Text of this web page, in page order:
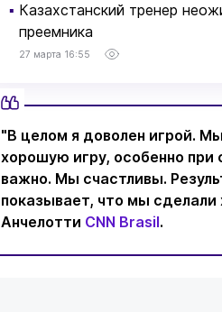
▪ Казахстанский тренер
преемника
27 марта 16:55
"В целом я доволен игрой.
хорошую игру, особенно при
важно. Мы счастливы.
показывает, что мы
Анчелотти CNN Brasil.